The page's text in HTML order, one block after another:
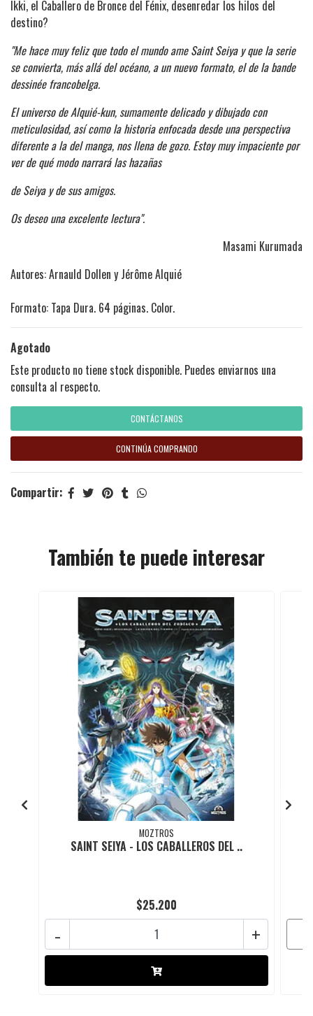
Ikki, el Caballero de Bronce del Fénix, desenredar los hilos del
destino?
"Me hace muy feliz que todo el mundo ame Saint Seiya y que la serie
se convierta, más allá del océano, a un nuevo formato, el de la bande
dessinée francobelga.
El universo de Alquié-kun, sumamente delicado y dibujado con
meticulosidad, así como la historia enfocada desde una perspectiva
diferente a la del manga, nos llena de gozo. Estoy muy impaciente por
ver de qué modo narrará las hazañas
de Seiya y de sus amigos.
Os deseo una excelente lectura".
Masami Kurumada
Autores: Arnauld Dollen y Jérôme Alquié
Formato: Tapa Dura. 64 páginas. Color.
Agotado
Este producto no tiene stock disponible. Puedes enviarnos una
consulta al respecto.
CONTÁCTANOS
CONTINÚA COMPRANDO
Compartir:
También te puede interesar
MOZTROS
SAINT SEIYA - LOS CABALLEROS DEL ..
$25.200
+
-